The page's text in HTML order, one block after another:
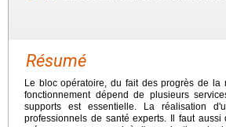
Résumé
Le bloc opératoire, du fait des progrès de
fonctionnement dépend de plusieurs
supports est essentielle. La réalisation
professionnels de santé experts. Il faut